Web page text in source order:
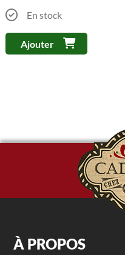
En stock
Ajouter
À PROPOS